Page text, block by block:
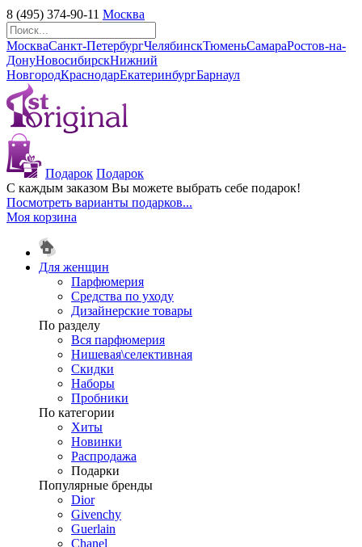
8 (495) 374-90-11 Москва
МоскваСанкт-ПетербургЧелябинскТюменьСамараРостов-на-
ДонуНовосибирскНижний
НовгородКраснодарЕкатеринбургБарнаул
Подарок Подарок
С каждым заказом Вы можете выбрать себе подарок!
Посмотреть варианты подарков...
Моя корзина
Для женщин
Парфюмерия
Средства по уходу
Дизайнерские товары
По разделу
Вся парфюмерия
Нишевая\селективная
Скидки
Наборы
Пробники
По категории
Хиты
Новинки
Распродажа
Подарки
Популярные бренды
Dior
Givenchy
Guerlain
Chanel